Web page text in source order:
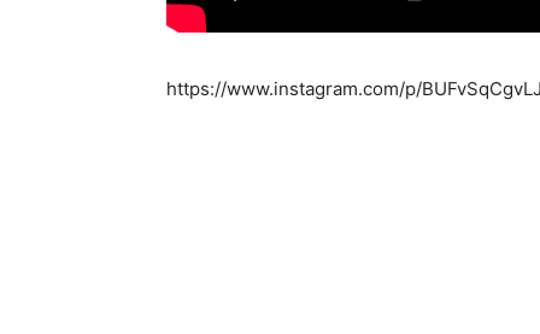
https://www.instagram.com/p/